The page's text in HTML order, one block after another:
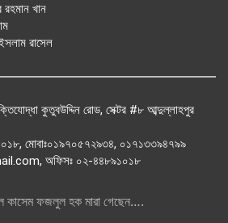
রহমান খান
রাসেল
কুতুবউদ্দিন রোড, সেক্টর #৮ আব্দুল্লাহপুর
মোবাঃ০১৯৭০৫৭২৯৩৪, ০১৭১৩৩৯৪৭৯৯
অফিসঃ ০২-৪৪৮৯১০১৮
ফজলুল হক মারা গেছেন….